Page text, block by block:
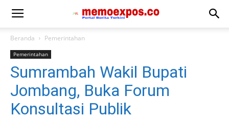
Beranda Pemerintahan
Pemerintahan
Sumrambah Wakil Bupati
Jombang, Buka Forum
Konsultasi Publik